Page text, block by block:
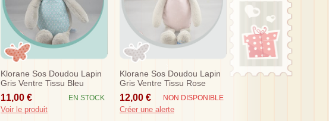
Klorane Sos Doudou Lapin
Gris Ventre Tissu Bleu
Turquoise Rond
11,00 € EN STOCK
Voir le produit
Klorane Sos Doudou Lapin
Gris Ventre Tissu Rose
Etoile Sos
12,00 € NON DISPONIBLE
Créer une alerte